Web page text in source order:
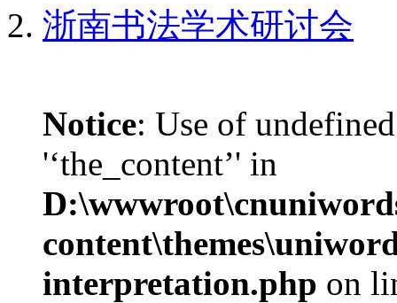
浙南书法学术研讨会
Notice: Use of
'‘the_content’' in
interpretation.php on